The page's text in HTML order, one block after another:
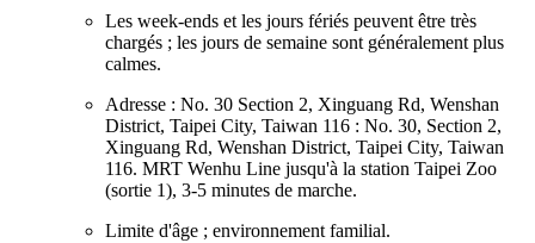
Les week-ends et les jours fériés peuvent être très
chargés ; les jours de semaine sont généralement plus
calmes.
Adresse : No. 30 Section 2, Xinguang Rd, Wenshan
District, Taipei City, Taiwan 116 : No. 30, Section 2,
Xinguang Rd, Wenshan District, Taipei City, Taiwan
116. MRT Wenhu Line jusqu'à la station Taipei Zoo
(sortie 1), 3-5 minutes de marche.
Limite d'âge ; environnement familial.